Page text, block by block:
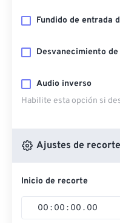
Fundido de entrada
Desvanecimiento
Audio inverso
Habilite esta opción si
Ajustes de recorte
Inicio de recorte
00 : 00 : 00 . 00